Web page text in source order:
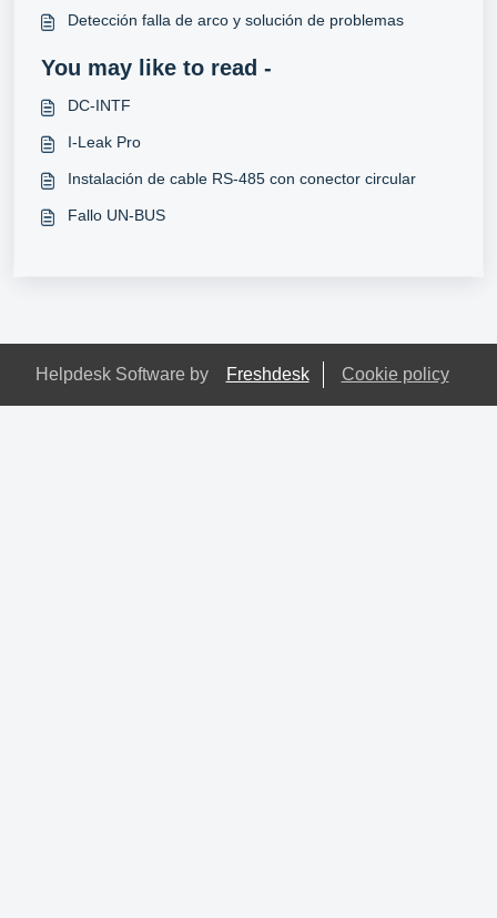
Detección falla de arco y solución de problemas
You may like to read -
DC-INTF
I-Leak Pro
Instalación de cable RS-485 con conector circular
Fallo UN-BUS
Helpdesk Software by Freshdesk Cookie policy